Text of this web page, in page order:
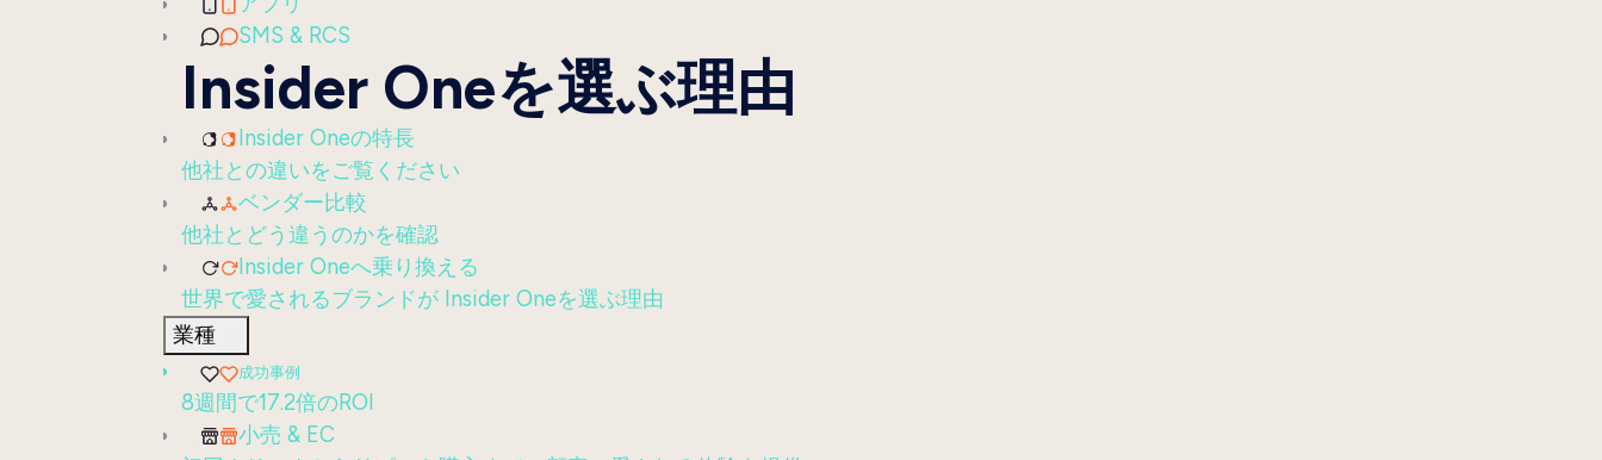
SMS & RCS
Insider Oneを選ぶ理由
Insider Oneの特長
他社との違いをご覧ください
ベンダー比較
他社とどう違うのかを確認
Insider Oneへ乗り換える
世界で愛されるブランドが Insider Oneを選ぶ理由
業種
成功事例
8週間で17.2倍のROI
小売 & EC